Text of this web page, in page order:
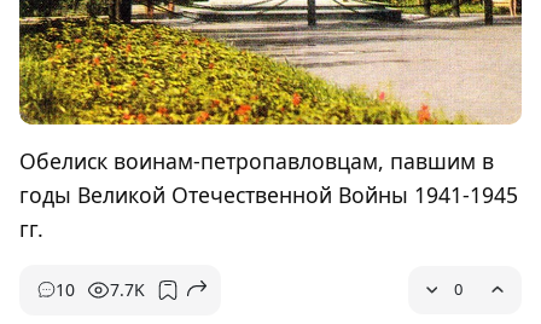
Обелиск воинам-петропавловцам, павшим в
годы Великой Отечественной Войны 1941-1945
гг.
10 7.7K 0